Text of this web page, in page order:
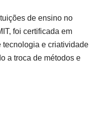
de ensino no
foi certificada em
tecnologia e criatividade
a troca de métodos e